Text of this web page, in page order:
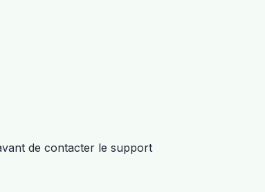
de contacter le support